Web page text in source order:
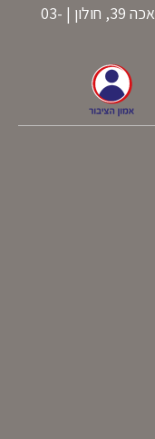
מיי טריפ בע"מ | ח.פ 515315067 | המלאכה 39, חולון | 03-